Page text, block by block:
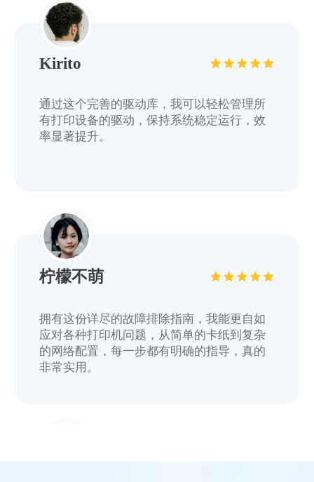
Kirito
通过这个完善的驱动库，我可以轻松管理所
有打印设备的驱动，保持系统稳定运行，效
率显著提升。
柠檬不萌
拥有这份详尽的故障排除指南，我能更自如
应对各种打印机问题，从简单的卡纸到复杂
的网络配置，每一步都有明确的指导，真的
非常实用。